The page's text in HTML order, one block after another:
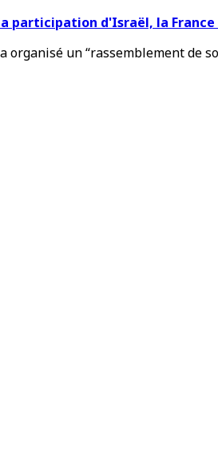
participation d'Israël, la
un “rassemblement de